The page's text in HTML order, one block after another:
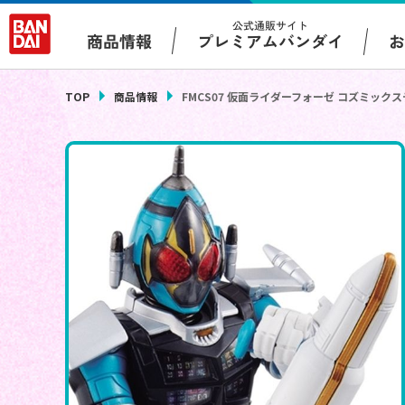
商品情報
公式通販サイト
プレミアムバンダイ
TOP 商品情報 FMCS07 仮面ライダーフォーゼ コズミック